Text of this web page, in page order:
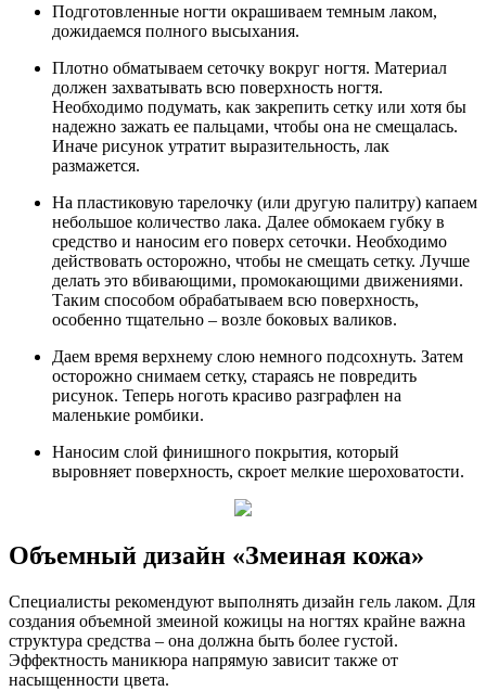
Подготовленные ногти окрашиваем темным лаком,
дожидаемся полного высыхания.
Плотно обматываем сеточку вокруг ногтя. Материал
должен захватывать всю поверхность ногтя.
Необходимо подумать, как закрепить сетку или хотя бы
надежно зажать ее пальцами, чтобы она не смещалась.
Иначе рисунок утратит выразительность, лак
размажется.
На пластиковую тарелочку (или другую палитру) капаем
небольшое количество лака. Далее обмокаем губку в
средство и наносим его поверх сеточки. Необходимо
действовать осторожно, чтобы не смещать сетку. Лучше
делать это вбивающими, промокающими движениями.
Таким способом обрабатываем всю поверхность,
особенно тщательно – возле боковых валиков.
Даем время верхнему слою немного подсохнуть. Затем
осторожно снимаем сетку, стараясь не повредить
рисунок. Теперь ноготь красиво разграфлен на
маленькие ромбики.
Наносим слой финишного покрытия, который
выровняет поверхность, скроет мелкие шероховатости.
Объемный дизайн «Змеиная кожа»
Специалисты рекомендуют выполнять дизайн гель лаком. Для
создания объемной змеиной кожицы на ногтях крайне важна
структура средства – она должна быть более густой.
Эффектность маникюра напрямую зависит также от
насыщенности цвета.